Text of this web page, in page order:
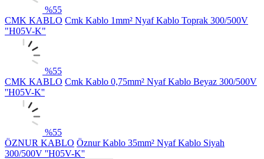
%55
CMK KABLO Cmk Kablo 1mm² Nyaf Kablo Toprak 300/500V
"H05V-K"
%55
CMK KABLO Cmk Kablo 0,75mm² Nyaf Kablo Beyaz 300/500V
''H05V-K''
%55
ÖZNUR KABLO Öznur Kablo 35mm² Nyaf Kablo Siyah
300/500V ''H05V-K''